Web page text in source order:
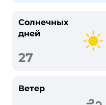
Солнечных
дней
27
Ветер